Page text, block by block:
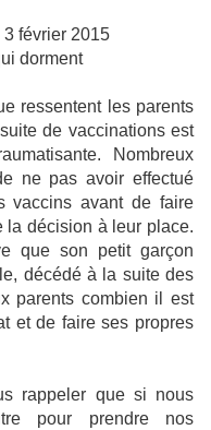
3 février 2015
ressentent les parents
de vaccinations est
Nombreux
ne pas avoir effectué
vaccins avant de faire
la décision à leur place.
que son petit garçon
décédé à la suite des
parents combien il est
et de faire ses propres
rappeler que si nous
pour prendre nos